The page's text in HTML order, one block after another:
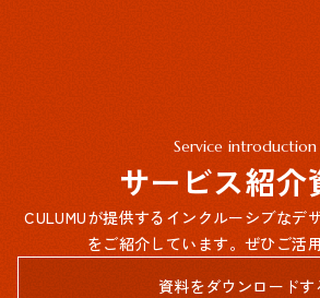
Service introduction
サービス紹介
CULUMUが提供するインクルーシブなデ
をご紹介しています。ぜひご活
資料をダウンロードす